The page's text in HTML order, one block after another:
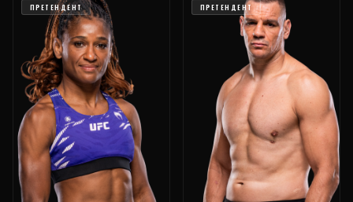
ПРЕТЕНДЕНТ ПРЕТЕНДЕНТ